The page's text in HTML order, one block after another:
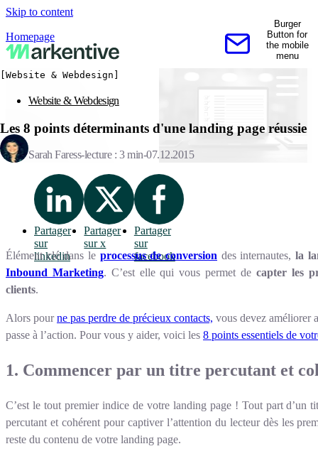
Skip to content
Homepage
Contactez-nous
Burger
Button for
the mobile
menu
[Website & Webdesign]
Website & Webdesign
Les 8 points déterminants d'une landing page réussie
Sarah Faress lecture : 3 min 07.12.2015
Partager
sur
linkedin
Partager
sur x
Partager
sur
facebook
Élément clé dans le processus de conversion des internautes,la
Inbound Marketing. C’est elle qui vous permet de capter les
clients.
Alors pourne pas perdre de précieux contacts, vous devez améliorer
passe à l’action. Pour vous y aider, voici les 8 points essentiels de
1. Commencer par un titre percutant et
C’est le tout premier indice de votre landing page ! Tout part d’un
percutant et cohérent pour captiver l’attention du lecteur dès les
reste du contenu de votre landing page.